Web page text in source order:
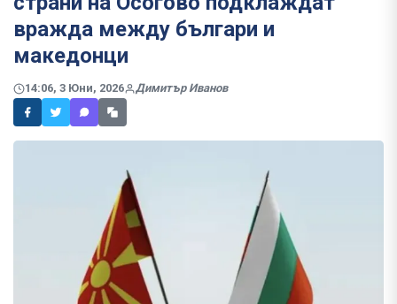
вражда между българи и
македонци
14:06, 3 Юни, 2026 Димитър Иванов